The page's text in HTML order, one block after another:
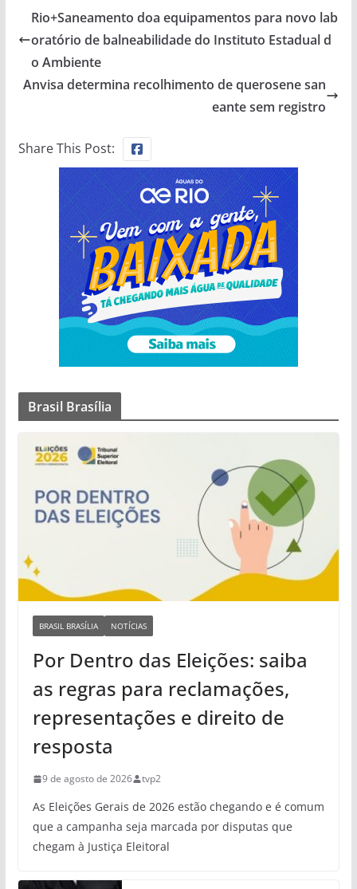
Rio+Saneamento doa equipamentos para novo lab
oratório de balneabilidade do Instituto Estadual d
o Ambiente
Anvisa determina recolhimento de querosene san
eante sem registro
Share This Post:
Brasil Brasília
BRASIL BRASÍLIA NOTÍCIAS
Por Dentro das Eleições: saiba
as regras para reclamações,
representações e direito de
resposta
9 de agosto de 2026 tvp2
As Eleições Gerais de 2026 estão chegando e é comum
que a campanha seja marcada por disputas que
chegam à Justiça Eleitoral